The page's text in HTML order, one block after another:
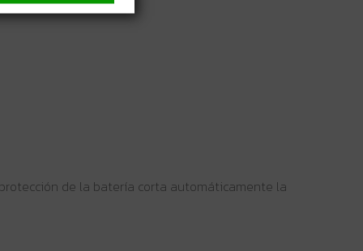
de la batería corta automáticamente la